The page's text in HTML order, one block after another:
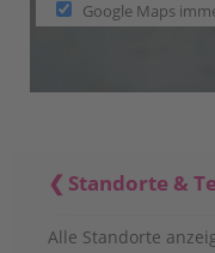
Google Maps
Standorte &
Alle Standorte